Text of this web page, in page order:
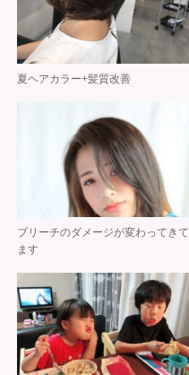
夏ヘアカラー+髪質改善
ブリーチのダメージが変わってきて
ます